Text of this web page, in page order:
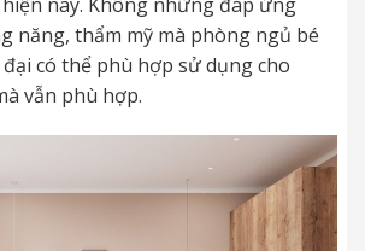
năng, thẩm mỹ mà phòng ngủ bé
có thể phù hợp sử dụng cho
vẫn phù hợp.